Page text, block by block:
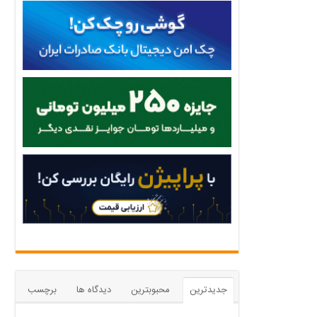
جدیدترین محبوبترین دیدگاه ها
برچسب